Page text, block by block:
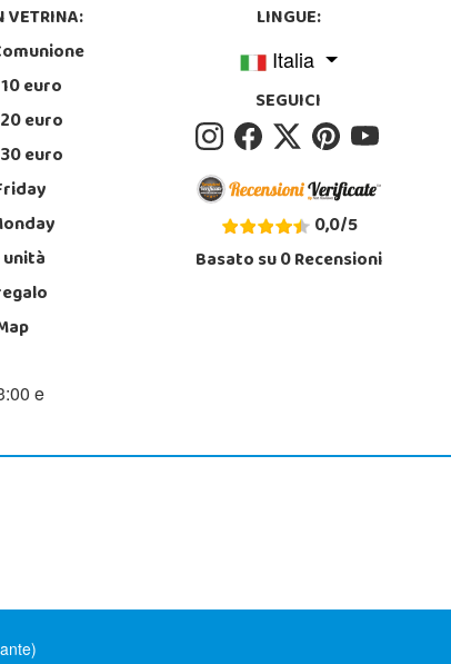
VETRINA:
euro
euro
euro
LINGUE:
Italia
SEGUICI
0,0/5
Basato su0Recensioni
e